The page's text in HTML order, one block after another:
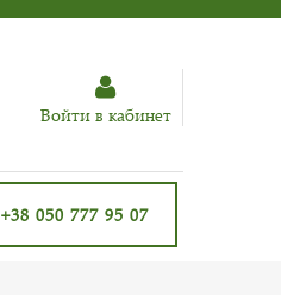
Войти в кабинет
+38 050 777 95 07